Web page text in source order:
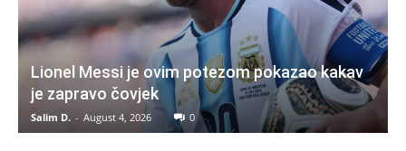
Lionel Messi je ovim potezom pokazao kakav
je zapravo čovjek
Salim D. - August 4, 2026 0